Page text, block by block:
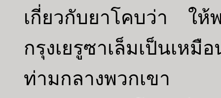
เกี่ยวกับยาโคบว่า ให้
กรุงเยรูซาเล็มเป็นเหมื
ท่ามกลางพวกเขา